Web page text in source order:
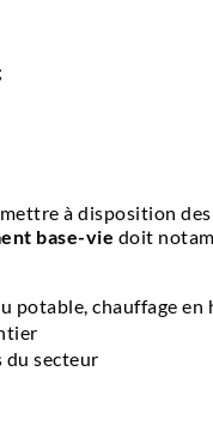
à disposition
base-vie doit
potable, chauffage en
du secteur